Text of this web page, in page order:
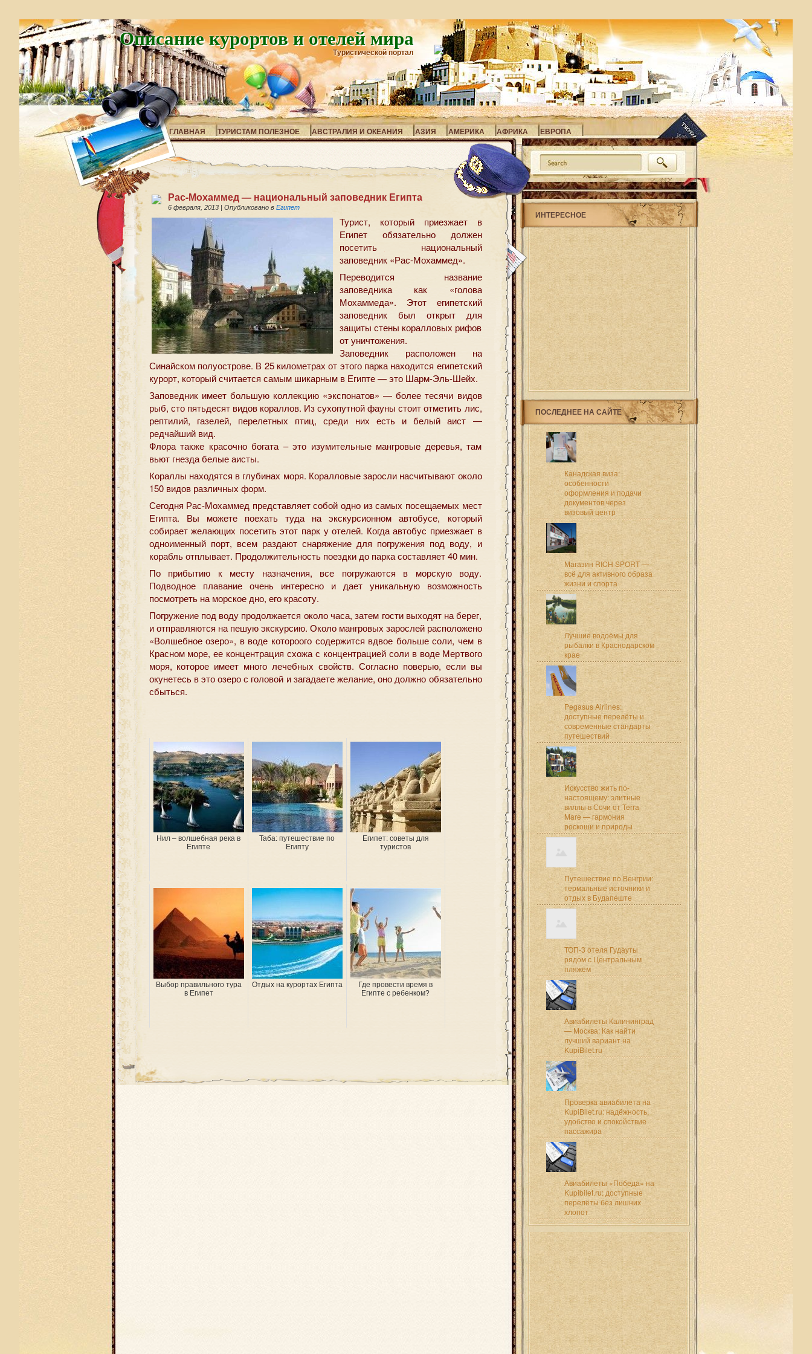
Описание курортов и отелей мира
Туристической портал
ГЛАВНАЯ ТУРИСТАМ ПОЛЕЗНОЕ АВСТРАЛИЯ И ОКЕАНИЯ АЗИЯ АМЕРИКА АФРИКА ЕВРОПА
Рас-Мохаммед — национальный заповедник Египта
6 февраля, 2013 | Опубликовано в Египет
Турист, который приезжает в
Египет обязательно должен
посетить национальный
заповедник «Рас-Мохаммед».
Переводится название
заповедника как «голова
Мохаммеда». Этот египетский
заповедник был открыт для
защиты стены коралловых рифов
от уничтожения.
Заповедник расположен на
Синайском полуострове. В 25 километрах от этого парка находится египетский
курорт, который считается самым шикарным в Египте — это Шарм-Эль-Шейх.
Заповедник имеет большую коллекцию «экспонатов» — более тесячи видов
рыб, сто пятьдесят видов кораллов. Из сухопутной фауны стоит отметить лис,
рептилий, газелей, перелетных птиц, среди них есть и белый аист —
редчайший вид.
Флора также красочно богата – это изумительные мангровые деревья, там
вьют гнезда белые аисты.
Кораллы находятся в глубинах моря. Коралловые заросли насчитывают около
150 видов различных форм.
Сегодня Рас-Мохаммед представляет собой одно из самых посещаемых мест
Египта. Вы можете поехать туда на экскурсионном автобусе, который
собирает желающих посетить этот парк у отелей. Когда автобус приезжает в
одноименный порт, всем раздают снаряжение для погружения под воду, и
корабль отплывает. Продолжительность поездки до парка составляет 40 мин.
По прибытию к месту назначения, все погружаются в морскую воду.
Подводное плавание очень интересно и дает уникальную возможность
посмотреть на морское дно, его красоту.
Погружение под воду продолжается около часа, затем гости выходят на берег,
и отправляются на пешую экскурсию. Около мангровых зарослей расположено
«Волшебное озеро», в воде котороого содержится вдвое больше соли, чем в
Красном море, ее концентрация схожа с концентрацией соли в воде Мертвого
моря, которое имеет много лечебных свойств. Согласно поверью, если вы
окунетесь в это озеро с головой и загадаете желание, оно должно обязательно
сбыться.
Нил – волшебная река в
Египте
Таба: путешествие по
Египту
Египет: советы для
туристов
Выбор правильного тура
в Египет
Отдых на курортах Египта
Где провести время в
Египте с ребенком?
ИНТЕРЕСНОЕ
ПОСЛЕДНЕЕ НА САЙТЕ
Канадская виза:
особенности
оформления и подачи
документов через
визовый центр
Магазин RICH SPORT —
всё для активного образа
жизни и спорта
Лучшие водоёмы для
рыбалки в Краснодарском
крае
Pegasus Airlines:
доступные перелёты и
современные стандарты
путешествий
Искусство жить по-
настоящему: элитные
виллы в Сочи от Terra
Mare — гармония
роскоши и природы
Путешествие по Венгрии:
термальные источники и
отдых в Будапеште
ТОП-3 отеля Гудауты
рядом с Центральным
пляжем
Авиабилеты Калининград
— Москва: Как найти
лучший вариант на
KupiBilet.ru
Проверка авиабилета на
KupiBilet.ru: надёжность,
удобство и спокойствие
пассажира
Авиабилеты «Победа» на
Kupibilet.ru: доступные
перелёты без лишних
хлопот